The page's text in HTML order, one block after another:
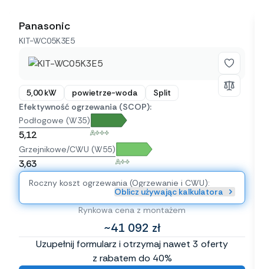
Panasonic
KIT-WC05K3E5
5,00 kW powietrze-woda
Split
Efektywność ogrzewania (SCOP):
Podłogowe (W35)
5,12 A+++
Grzejnikowe/CWU (W55)
3,63 A++
Roczny koszt ogrzewania (Ogrzewanie i CWU):
Oblicz używając kalkulatora
Rynkowa cena z montażem
~41 092 zł
Uzupełnij formularz i otrzymaj nawet 3 oferty
z rabatem do 40%